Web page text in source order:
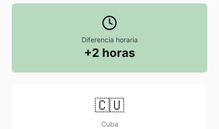
Diferencia horaria
+2 horas
🇨🇺
Cuba